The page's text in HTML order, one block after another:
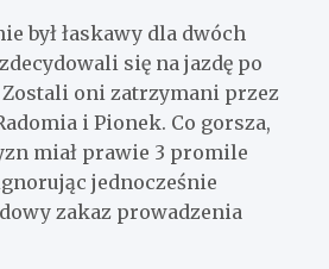
był łaskawy dla dwóch
się na jazdę po
oni zatrzymani przez
i Pionek. Co gorsza,
miał prawie 3 promile
jednocześnie
zakaz prowadzenia